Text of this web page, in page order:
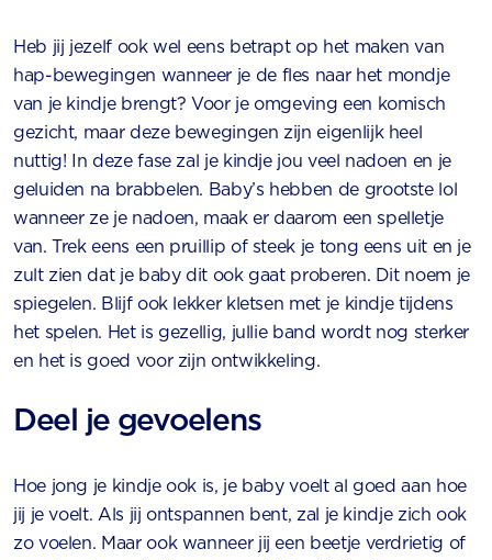
Heb jij jezelf ook wel eens betrapt op het maken van
hap-bewegingen wanneer je de fles naar het mondje
van je kindje brengt? Voor je omgeving een komisch
gezicht, maar deze bewegingen zijn eigenlijk heel
nuttig! In deze fase zal je kindje jou veel nadoen en je
geluiden na brabbelen. Baby’s hebben de grootste lol
wanneer ze je nadoen, maak er daarom een spelletje
van. Trek eens een pruillip of steek je tong eens uit en je
zult zien dat je baby dit ook gaat proberen. Dit noem je
spiegelen. Blijf ook lekker kletsen met je kindje tijdens
het spelen. Het is gezellig, jullie band wordt nog sterker
en het is goed voor zijn ontwikkeling.
Deel je gevoelens
Hoe jong je kindje ook is, je baby voelt al goed aan hoe
jij je voelt. Als jij ontspannen bent, zal je kindje zich ook
zo voelen. Maar ook wanneer jij een beetje verdrietig of